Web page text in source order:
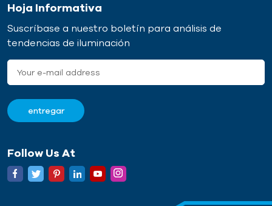
Hoja Informativa
Suscríbase a nuestro boletín para análisis de
tendencias de iluminación
Follow Us At